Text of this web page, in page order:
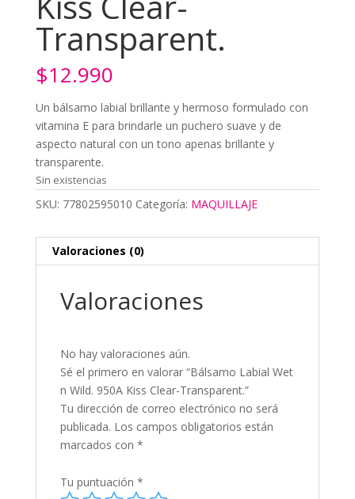
Transparent.
$12.990
Un bálsamo labial brillante y hermoso formulado con
vitamina E para brindarle un puchero suave y de
aspecto natural con un tono apenas brillante y
transparente.
Sin existencias
SKU: 77802595010 Categoría: MAQUILLAJE
Valoraciones (0)
Valoraciones
No hay valoraciones aún.
Sé el primero en valorar “Bálsamo Labial Wet
n Wild. 950A Kiss Clear-Transparent.”
Tu dirección de correo electrónico no será
publicada. Los campos obligatorios están
marcados con *
Tu puntuación *